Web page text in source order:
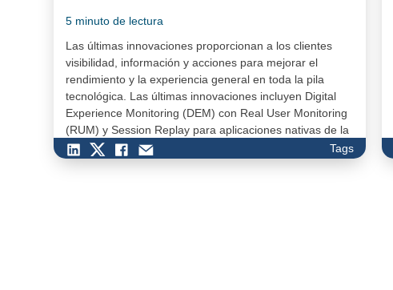
5 minuto de lectura
Las últimas innovaciones proporcionan a los clientes
visibilidad, información y acciones para mejorar el
rendimiento y la experiencia general en toda la pila
tecnológica. Las últimas innovaciones incluyen Digital
Experience Monitoring (DEM) con Real User Monitoring
(RUM) y Session Replay para aplicaciones nativas de la
nube, observabilidad para c…
Tags